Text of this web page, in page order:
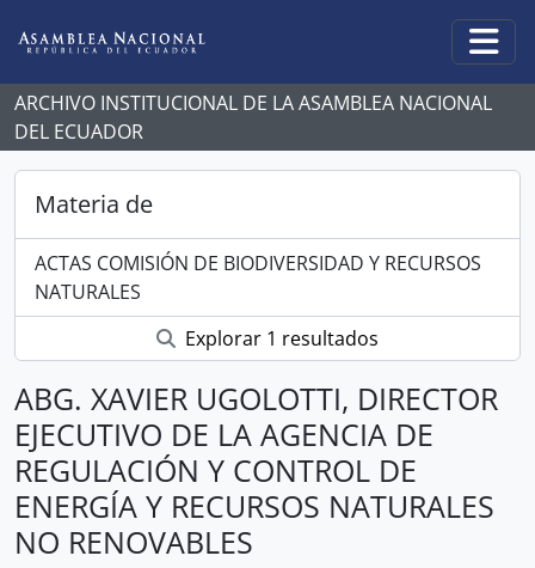
ARCHIVO INSTITUCIONAL DE LA ASAMBLEA NACIONAL
DEL ECUADOR
Materia de
ACTAS COMISIÓN DE BIODIVERSIDAD Y RECURSOS
NATURALES
Explorar 1 resultados
ABG. XAVIER UGOLOTTI, DIRECTOR
EJECUTIVO DE LA AGENCIA DE
REGULACIÓN Y CONTROL DE
ENERGÍA Y RECURSOS NATURALES
NO RENOVABLES